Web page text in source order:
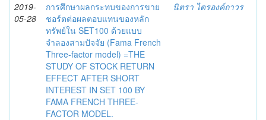
2019-
05-28
การศึกษาผลกระทบของการขาย
ชอร์ตต่อผลตอบแทนของหลัก
ทรัพย์ใน SET100 ด้วยแบบ
จำลองสามปัจจัย (Fama French
Three-factor model) =THE
STUDY OF STOCK RETURN
EFFECT AFTER SHORT
INTEREST IN SET 100 BY
FAMA FRENCH THREE-
FACTOR MODEL.
นิตรา ไตรองค์ถาวร